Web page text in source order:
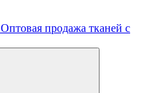
Оптовая продажа тканей с